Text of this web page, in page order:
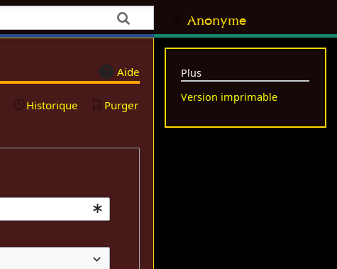
Anonyme
Aide
Historique Purger
Plus
Version imprimable